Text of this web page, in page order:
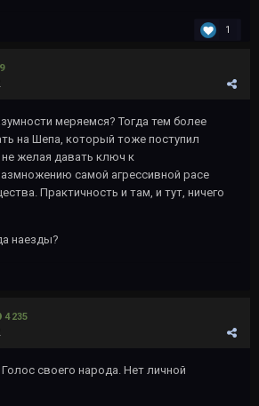
1
меряемся? Тогда тем более
на Шепа, который тоже поступил
желая давать ключ к
самой агрессивной расе
Практичность и там, и тут, ничего
наезды?
4 235
своего народа. Нет личной